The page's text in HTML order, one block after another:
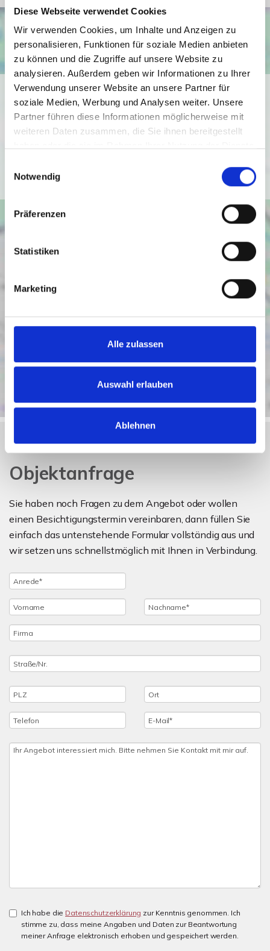
Diese Webseite verwendet Cookies
Wir verwenden Cookies, um Inhalte und Anzeigen zu
personalisieren, Funktionen für soziale Medien anbieten
zu können und die Zugriffe auf unsere Website zu
analysieren. Außerdem geben wir Informationen zu Ihrer
Verwendung unserer Website an unsere Partner für
soziale Medien, Werbung und Analysen weiter. Unsere
Partner führen diese Informationen möglicherweise mit
weiteren Daten zusammen, die Sie ihnen bereitgestellt
Notwendig
Präferenzen
Statistiken
Marketing
Alle zulassen
Auswahl erlauben
Ablehnen
Ich bin damit einverstanden, dass mir Karten von Google
angezeigt werden. Es gelten die
Datenschutzbedingungen von Google
Objektanfrage
Sie haben noch Fragen zu dem Angebot oder wollen
einen Besichtigungstermin vereinbaren, dann füllen Sie
einfach das untenstehende Formular vollständig aus und
wir setzen uns schnellstmöglich mit Ihnen in Verbindung.
Ich habe die Datenschutzerklärung zur Kenntnis genommen. Ich
stimme zu, dass meine Angaben und Daten zur Beantwortung
meiner Anfrage elektronisch erhoben und gespeichert werden.